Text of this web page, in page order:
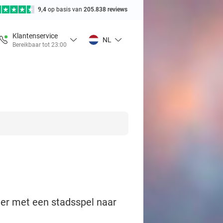
9,4 op basis van 205.838 reviews
Klantenservice
Bereikbaar tot 23:00
NL
met een stadsspel naar